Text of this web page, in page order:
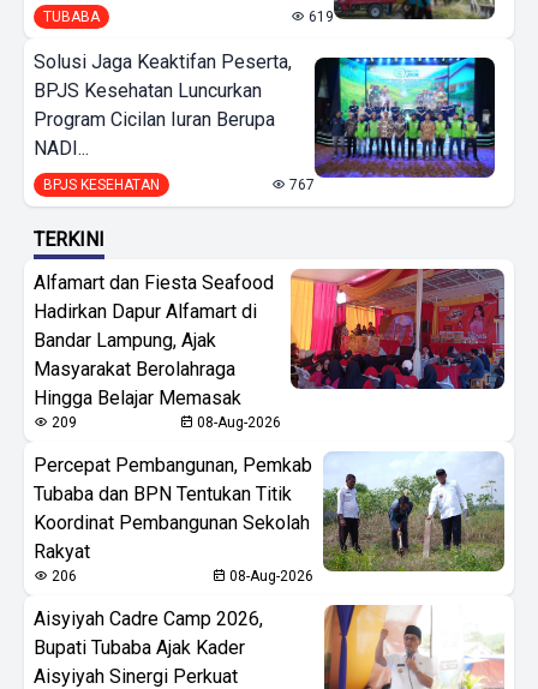
TUBABA 619
Solusi Jaga Keaktifan Peserta,
BPJS Kesehatan Luncurkan
Program Cicilan Iuran Berupa
NADI...
BPJS KESEHATAN 767
TERKINI
Alfamart dan Fiesta Seafood
Hadirkan Dapur Alfamart di
Bandar Lampung, Ajak
Masyarakat Berolahraga
Hingga Belajar Memasak
209 08-Aug-2026
Percepat Pembangunan, Pemkab
Tubaba dan BPN Tentukan Titik
Koordinat Pembangunan Sekolah
Rakyat
206 08-Aug-2026
Aisyiyah Cadre Camp 2026,
Bupati Tubaba Ajak Kader
Aisyiyah Sinergi Perkuat